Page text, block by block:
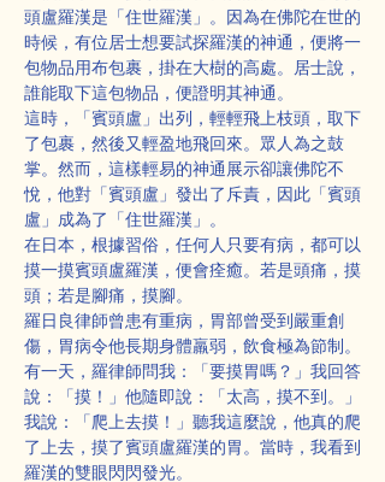
頭盧羅漢是「住世羅漢」。因為在佛陀在世的
時候，有位居士想要試探羅漢的神通，便將一
包物品用布包裹，掛在大樹的高處。居士說，
誰能取下這包物品，便證明其神通。
這時，「賓頭盧」出列，輕輕飛上枝頭，取下
了包裹，然後又輕盈地飛回來。眾人為之鼓
掌。然而，這樣輕易的神通展示卻讓佛陀不
悅，他對「賓頭盧」發出了斥責，因此「賓頭
盧」成為了「住世羅漢」。
在日本，根據習俗，任何人只要有病，都可以
摸一摸賓頭盧羅漢，便會痊癒。若是頭痛，摸
頭；若是腳痛，摸腳。
羅日良律師曾患有重病，胃部曾受到嚴重創
傷，胃病令他長期身體羸弱，飲食極為節制。
有一天，羅律師問我：「要摸胃嗎？」我回答
說：「摸！」他隨即說：「太高，摸不到。」
我說：「爬上去摸！」聽我這麼說，他真的爬
了上去，摸了賓頭盧羅漢的胃。當時，我看到
羅漢的雙眼閃閃發光。